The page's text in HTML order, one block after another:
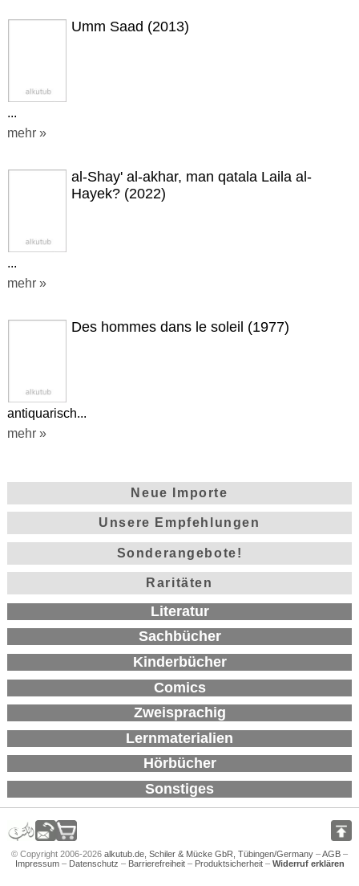
Umm Saad (2013)
...
mehr »
al-Shay' al-akhar, man qatala Laila al-
Hayek? (2022)
...
mehr »
Des hommes dans le soleil (1977)
antiquarisch...
mehr »
Neue Importe
Unsere Empfehlungen
Sonderangebote!
Raritäten
Literatur
Sachbücher
Kinderbücher
Comics
Zweisprachig
Lernmaterialien
Hörbücher
Sonstiges
© Copyright 2006-2026 alkutub.de, Schiler & Mücke GbR, Tübingen/Germany –AGB –
Impressum– Datenschutz – Barrierefreiheit– Produktsicherheit– Widerruf erklären